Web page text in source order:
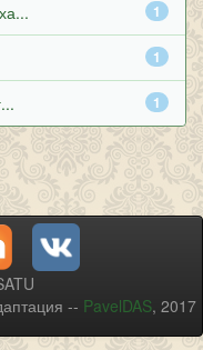
1
1
1
-- PavelDAS, 2017